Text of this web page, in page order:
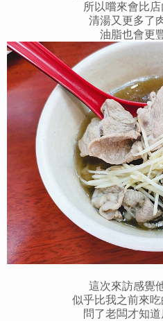
所以嚐來會比
清湯又更多了
油脂也會更
這次來訪感覺
似乎比我之前來吃
問了老闆才知